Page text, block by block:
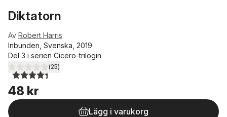
Diktatorn
Av Robert Harris
Inbunden, Svenska, 2019
Del 3 i serien Cicero-trilogin
4,4utav 5 stjärnor. Totalt antal röster:
(25)
48 kr
Lägg i varukorg